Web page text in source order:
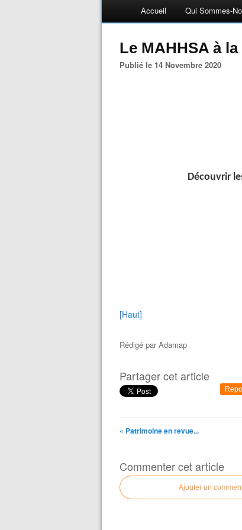
Accueil Qui Sommes-
Le MAHHSA à
Publié le 14 Novembre 2020
Découvrir
[Haut]
Rédigé parAdamap
Partager cet article
« Patrimoine en revue...
Commenter cet article
Ajouter un